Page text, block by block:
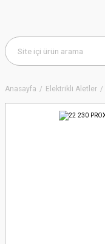
Anasayfa Elektrikli Aletler